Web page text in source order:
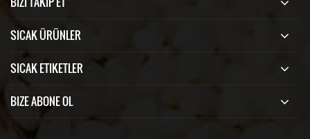
SICAK ÜRÜNLER
SICAK ETIKETLER
BIZE ABONE OL